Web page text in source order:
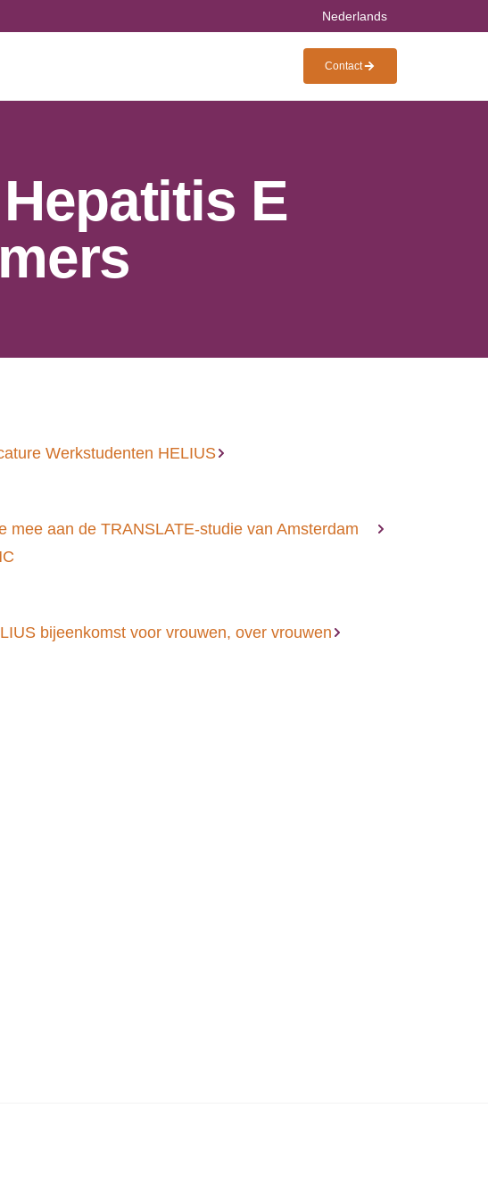
Nederlands
Contact
E
Werkstudenten HELIUS
mee aan de TRANSLATE-studie van Amsterdam
bijeenkomst voor vrouwen, over vrouwen